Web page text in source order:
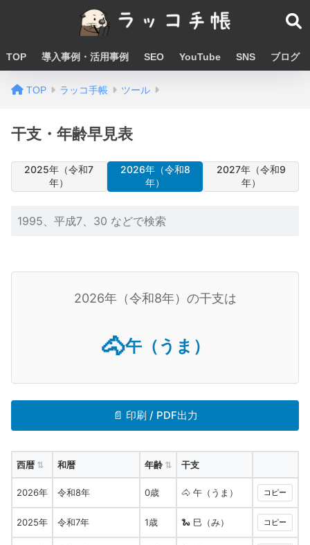
TOP 導入事例・活用事例 SEO YouTube SNS ブログ
TOP ラッコ手帳 ツール
干支・年齢早見表
2025年（令和7
年）
2026年（令和8
年）
2027年（令和9
年）
2026年（令和8年） の干支は
🐴午（うま）
📄 印刷 / PDF出力
西暦 和暦 年齢 干支
2026年 令和8年 0歳 🐴 午（うま） コピー
2025年 令和7年 1歳 🐍 巳（み） コピー